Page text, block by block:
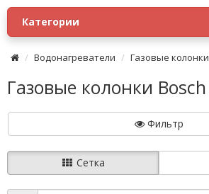
Категории
Водонагреватели Газовые колонки
Газовые колонки Bosch
Фильтр
Сетка